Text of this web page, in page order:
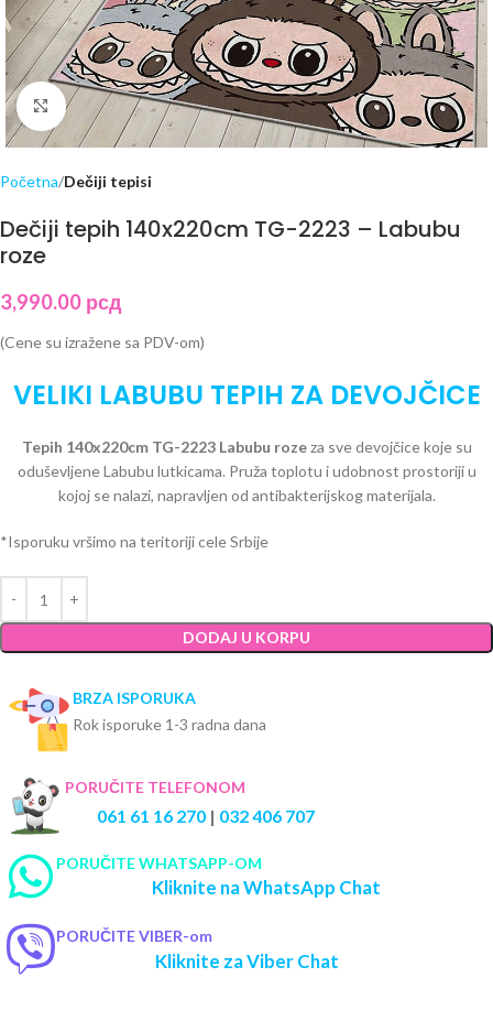
Click to enlarge
Početna Dečiji tepisi
Dečiji tepih 140x220cm TG-2223 – Labubu
roze
3,990.00 рсд
(Cene su izražene sa PDV-om)
VELIKI LABUBU TEPIH ZA DEVOJČICE
Tepih 140x220cm TG-2223 Labubu rozeza sve devojčice koje su
oduševljene Labubu lutkicama. Pruža toplotu i udobnost prostoriji u
kojoj se nalazi, napravljen od antibakterijskog materijala.
*Isporuku vršimo na teritoriji cele Srbije
DODAJ U KORPU
BRZA ISPORUKA
Rok isporuke 1-3 radna dana
PORUČITE TELEFONOM
061 61 16 270 | 032 406 707
PORUČITE WHATSAPP-OM
Kliknite na WhatsApp Chat
PORUČITE VIBER-om
Kliknite za Viber Chat